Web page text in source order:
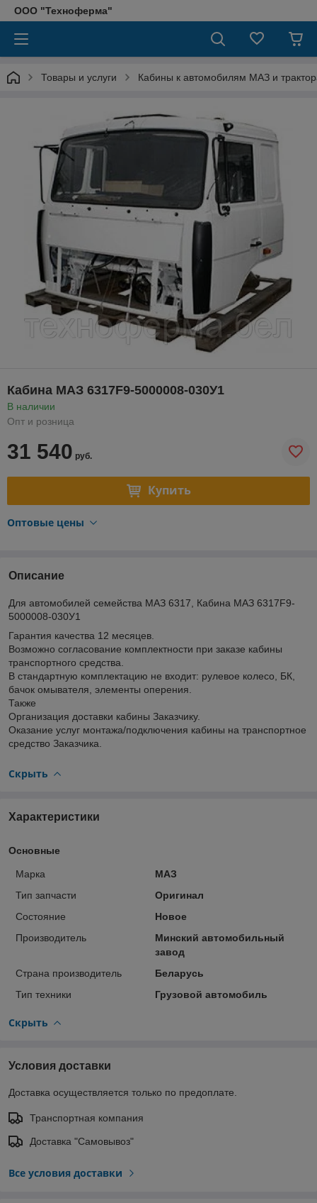
ООО "Техноферма"
Товары и услуги Кабины к автомобилям МАЗ и
Кабина МАЗ 6317F9-5000008-030У1
В наличии
Опт и розница
31 540 руб.
Купить
Оптовые цены
Описание
Для автомобилей семейства МАЗ 6317, Кабина МАЗ 6317F9-
5000008-030У1
Гарантия качества 12 месяцев.
Возможно согласование комплектности при заказе кабины
транспортного средства.
В стандартную комплектацию не входит: рулевое колесо, БК,
бачок омывателя, элементы оперения.
Также
Организация доставки кабины Заказчику.
Оказание услуг монтажа/подключения кабины на транспортное
средство Заказчика.
Скрыть
Характеристики
Основные
Марка
МАЗ
Тип запчасти
Оригинал
Состояние
Новое
Производитель
Минский автомобильный
завод
Страна производитель
Беларусь
Тип техники
Грузовой автомобиль
Скрыть
Условия доставки
Доставка осуществляется только по предоплате.
Транспортная компания
Доставка "Самовывоз"
Все условия доставки